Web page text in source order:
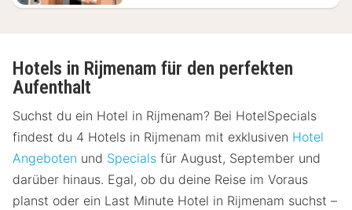
Hotels in Rijmenam für den perfekten
Aufenthalt
Suchst du ein Hotel in Rijmenam? Bei HotelSpecials
findest du 4 Hotels in Rijmenam mit exklusiven Hotel
Angeboten und Specials für August, September und
darüber hinaus. Egal, ob du deine Reise im Voraus
planst oder ein Last Minute Hotel in Rijmenam suchst –